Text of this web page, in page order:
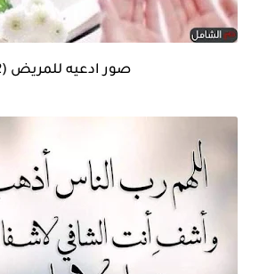
صور ادعيه للمريض (2)